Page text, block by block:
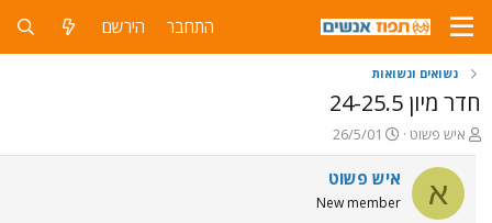
התחבר הירשם
נשואים ונשואות
חדר מיון 24-25.5
פ
ו
ת
ח
ה
איש פשוט
פ
ו
ר
ס
ם
26/5/01
א איש פשוט
New member